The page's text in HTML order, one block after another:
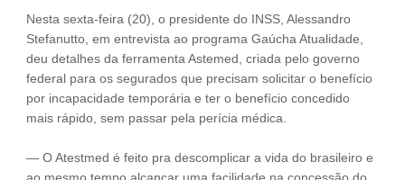
Nesta sexta-feira (20), o presidente do INSS, Alessandro
Stefanutto, em entrevista ao programa Gaúcha Atualidade,
deu detalhes da ferramenta Astemed, criada pelo governo
federal para os segurados que precisam solicitar o benefício
por incapacidade temporária e ter o benefício concedido
mais rápido, sem passar pela perícia médica.
— O Atestmed é feito pra descomplicar a vida do brasileiro e